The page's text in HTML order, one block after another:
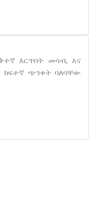
እርጥበት መሳብ, እና
ጭንቀት ባለባቸው